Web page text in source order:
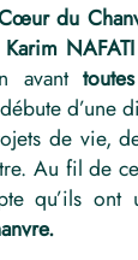
du
Karim NAFATI
avant
d’une
de vie,
Au fil de
qu’ils ont